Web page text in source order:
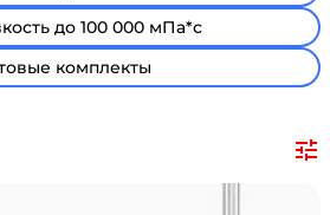
до 100 000 мПа*с
комплекты